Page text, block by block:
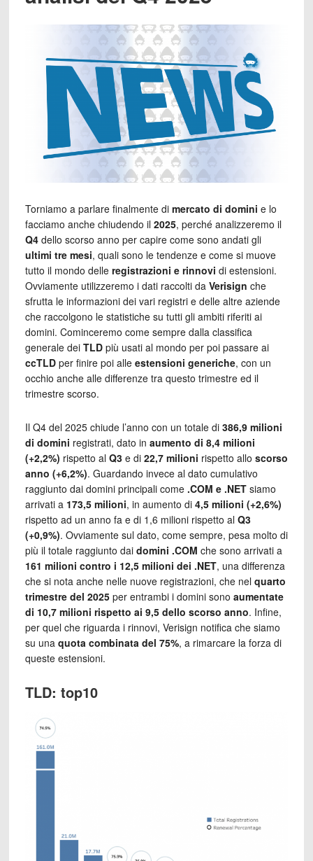
Torniamo a parlare finalmente di mercato di domini e lo
facciamo anche chiudendo il 2025, perché analizzeremo il
Q4dello scorso anno per capire come sono andati gli
ultimi tre mesi, quali sono le tendenze e come si muove
tutto il mondo delle registrazioni e rinnovi di estensioni.
Ovviamente utilizzeremo i dati raccolti da Verisign che
sfrutta le informazioni dei vari registri e delle altre aziende
che raccolgono le statistiche su tutti gli ambiti riferiti ai
domini. Cominceremo come sempre dalla classifica
generale dei TLDpiù usati al mondo per poi passare ai
ccTLDper finire poi alle estensioni generiche, con un
occhio anche alle differenze tra questo trimestre ed il
trimestre scorso.
Il Q4 del 2025 chiude l’anno con un totale di 386,9 milioni
di domini registrati, dato in aumento di 8,4 milioni
(+2,2%) rispetto al Q3e di 22,7 milioni rispetto allo scorso
anno (+6,2%). Guardando invece al dato cumulativo
raggiunto dai domini principali come.COM e .NETsiamo
arrivati a 173,5 milioni, in aumento di 4,5 milioni (+2,6%)
rispetto ad un anno fa e di 1,6 milioni rispetto al Q3
(+0,9%). Ovviamente sul dato, come sempre, pesa molto di
più il totale raggiunto dai domini .COM che sono arrivati a
161 milioni contro i 12,5 milioni dei .NET, una differenza
che si nota anche nelle nuove registrazioni, che nel quarto
trimestre del 2025per entrambi i domini sono aumentate
di 10,7 milioni rispetto ai 9,5 dello scorso anno. Infine,
per quel che riguarda i rinnovi, Verisign notifica che siamo
su una quota combinata del 75%, a rimarcare la forza di
queste estensioni.
TLD: top10